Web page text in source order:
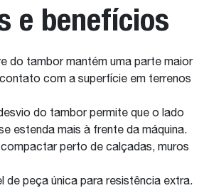
e benefícios
do tambor mantém uma parte maior
com a superfície em terrenos
do tambor permite que o lado
estenda mais à frente da máquina.
compactar perto de calçadas, muros
de peça única para resistência extra.